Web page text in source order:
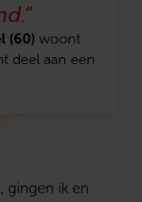
(60) woont
deel aan een
gingen ik en